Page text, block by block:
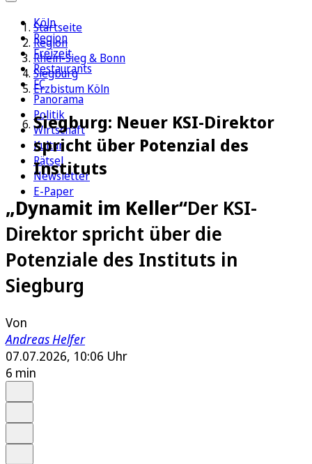
Köln
Region
Freizeit
Restaurants
FC
Panorama
Politik
Wirtschaft
Kultur
Rätsel
Newsletter
E-Paper
Startseite
Region
Rhein-Sieg & Bonn
Siegburg
Erzbistum Köln
Siegburg: Neuer KSI-Direktor
spricht über Potenzial des
Instituts
„Dynamit im Keller“Der KSI-
Direktor spricht über die
Potenziale des Instituts in
Siegburg
Von
Andreas Helfer
07.07.2026, 10:06 Uhr
6 min